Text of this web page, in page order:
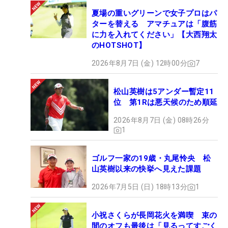
夏場の重いグリーンで女子プロはパ
ターを替える アマチュアは「腹筋
に力を入れてください」【大西翔太
のHOTSHOT】
2026年8月7日 (金) 12時00分 7
松山英樹は5アンダー暫定11
位 第1Rは悪天候のため順延
2026年8月7日 (金) 08時26分
1
ゴルフ一家の19歳・丸尾怜央 松
山英樹以来の快挙へ見えた課題
2026年7月5日 (日) 18時13分 1
小祝さくらが長岡花火を満喫 束の
間のオフも最後は「見るってすごく